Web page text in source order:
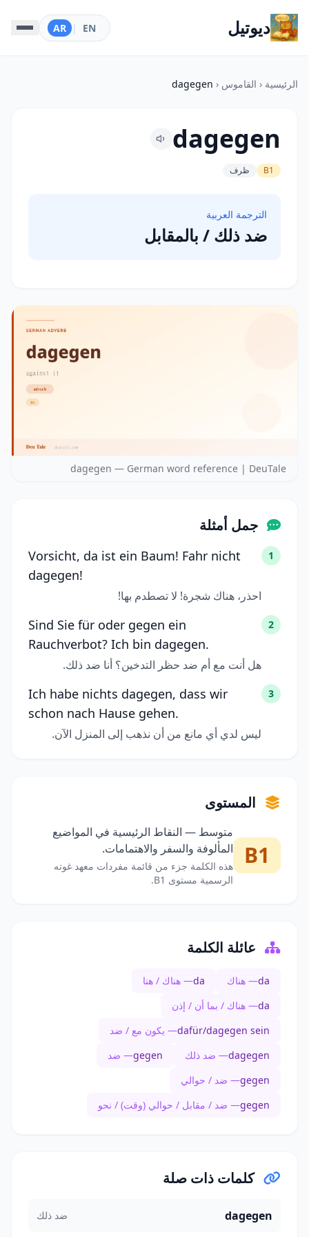
ديوتيل EN
|
AR
الرئيسية ‹ القاموس ‹
dagegen
dagegen
B1 ظرف
الترجمة العربية
ضد ذلك / بالمقابل
dagegen — German word reference | DeuTale
جمل أمثلة
1
Vorsicht, da ist ein Baum! Fahr nicht
dagegen!
احذر، هناك شجرة! لا تصطدم بها!
2
Sind Sie für oder gegen ein
Rauchverbot? Ich bin dagegen.
هل أنت مع أم ضد حظر التدخين؟ أنا ضد ذلك.
3
Ich habe nichts dagegen, dass wir
schon nach Hause gehen.
ليس لدي أي مانع من أن نذهب إلى المنزل الآن.
المستوى
B1
متوسط — النقاط الرئيسية في المواضيع
المألوفة والسفر والاهتمامات.
هذه الكلمة جزء من قائمة مفردات معهد غوته
الرسمية مستوى B1.
عائلة الكلمة
da— هناك da— هناك / هنا
da— هناك / بما أن / إذن
dafür/dagegen sein— يكون مع / ضد
dagegen— ضد ذلك gegen— ضد
gegen— ضد / حوالي
gegen— ضد / مقابل / حوالي (وقت) / نحو
كلمات ذات صلة
dagegen ضد ذلك